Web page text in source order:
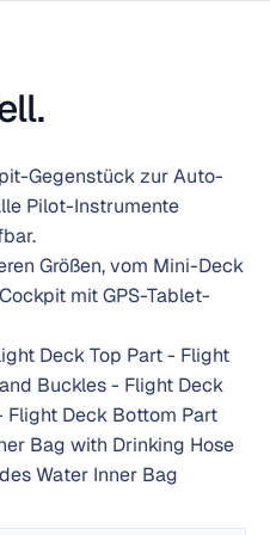
Gegenstück zur Auto-
Pilot-Instrumente
Größen, vom Mini-Deck
mit GPS-Tablet-
Deck Top Part - Flight
Buckles - Flight Deck
Deck Bottom Part
Bag with Drinking Hose
Water Inner Bag